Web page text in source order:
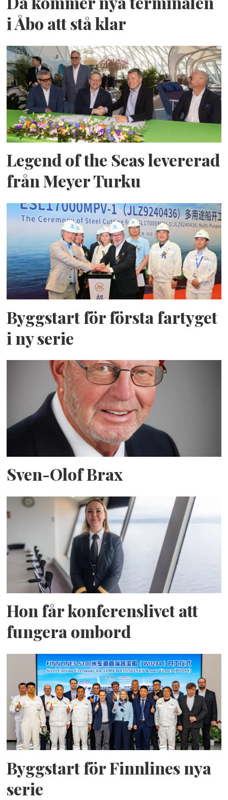
i Åbo att stå klar
Legend of the Seas levererad
från Meyer Turku
Byggstart för första fartyget
i ny serie
Sven-Olof Brax
Hon får konferenslivet att
fungera ombord
Byggstart för Finnlines nya
serie